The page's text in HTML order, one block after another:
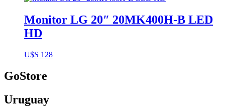
Monitor LG 20″ 20MK400H-B LED
HD
U$S 128
GoStore
Uruguay